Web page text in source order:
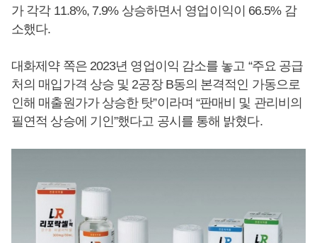
가 각각 11.8%, 7.9% 상승하면서 영업이익이 66.5% 감
소했다.
대화제약 쪽은 2023년 영업이익 감소를 놓고 “주요 공급
처의 매입가격 상승 및 2공장 B동의 본격적인 가동으로
인해 매출원가가 상승한 탓”이라며 “판매비 및 관리비의
필연적 상승에 기인”했다고 공시를 통해 밝혔다.